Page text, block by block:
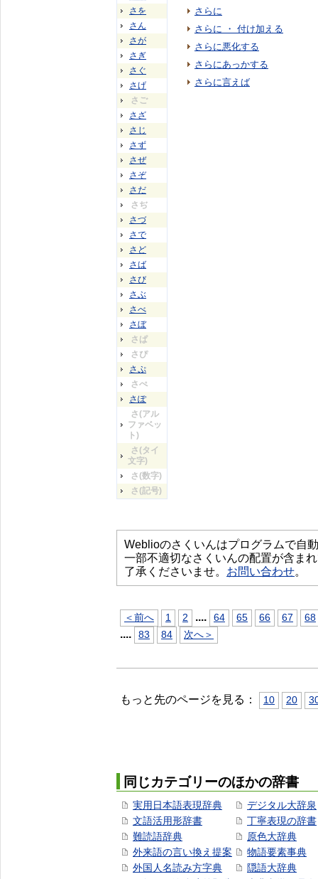
さを
さん
さが
さぎ
さぐ
さげ
さご
さざ
さじ
さず
さぜ
さぞ
さだ
さぢ
さづ
さで
さど
さば
さび
さぶ
さべ
さぼ
さぱ
さぴ
さぷ
さぺ
さぽ
さ(アル
ファベッ
ト)
さ(タイ
文字)
さ(数字)
さ(記号)
さらに
さらに ・ 付け加える
さらに悪化する
さらにあっかする
さらに言えば
Weblioのさくいんはプログラムで自
一部不適切なさくいんの配置が含ま
了承くださいませ。 お問い合わせ。
＜前へ 1 2 .... 64 65 66 67 68
.... 83 84 次へ＞
もっと先のページを見る： 10 20
同じカテゴリーのほかの辞書
実用日本語表現辞典
文語活用形辞書
難読語辞典
外来語の言い換え提案
外国人名読み方字典
デジタル大辞泉
丁寧表現の辞書
原色大辞典
物語要素事典
隠語大辞典